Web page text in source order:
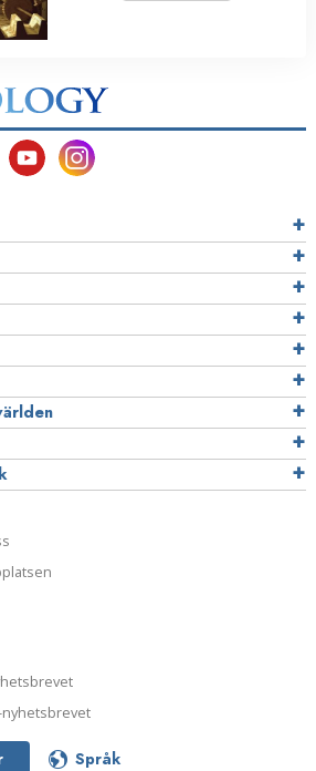
nyhetsbrevet
Språk